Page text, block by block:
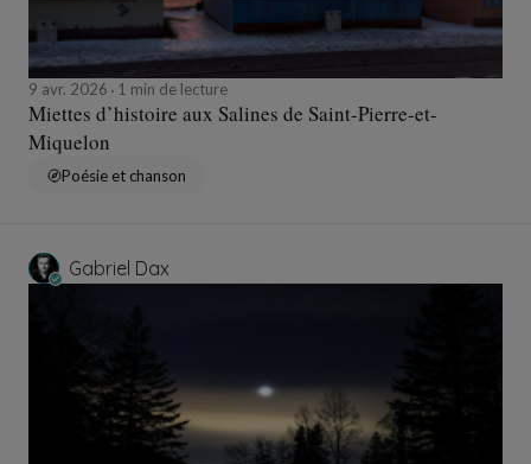
9 avr. 2026 1 min de lecture
Miettes d’histoire aux Salines de Saint-Pierre-et-
Miquelon
Poésie et chanson
Gabriel Dax